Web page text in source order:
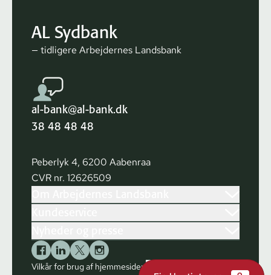
AL Sydbank
— tidligere Arbejdernes Landsbank
al-bank@al-bank.dk
38 48 48 48
Peberlyk 4, 6200 Aabenraa
CVR nr. 12626509
Vilkår for brug af hjemmesidenCookies